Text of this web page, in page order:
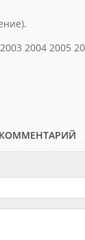
2004 2005